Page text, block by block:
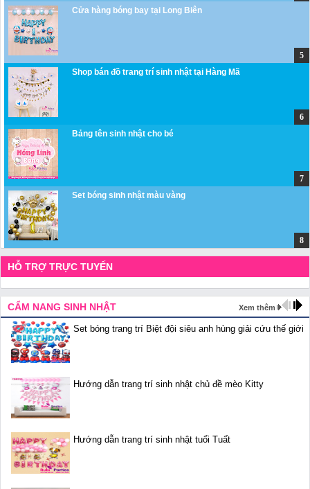
Cửa hàng bóng bay tại Long Biên
Shop bán đồ trang trí sinh nhật tại Hàng Mã
Bảng tên sinh nhật cho bé
Set bóng sinh nhật màu vàng
HỖ TRỢ TRỰC TUYẾN
CẨM NANG SINH NHẬT Xem thêm
Set bóng trang trí Biệt đội siêu anh hùng giải cứu thế giới
Hướng dẫn trang trí sinh nhật chủ đề mèo Kitty
Hướng dẫn trang trí sinh nhật tuổi Tuất